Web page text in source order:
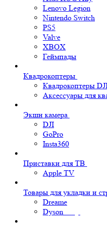
Lenovo Legion
Nintendo Switch
PS5
Valve
XBOX
Геймпады
Квадрокоптеры
Квадрокоптеры
Аксессуары для
Экшн камера
DJI
GoPro
Insta360
Приставки для ТВ
Apple TV
Товары для укладки и
Dreame
Dyson